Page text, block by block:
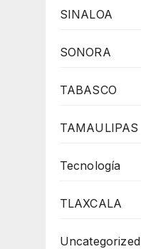
SINALOA
SONORA
TABASCO
TAMAULIPAS
Tecnología
TLAXCALA
Uncategorized